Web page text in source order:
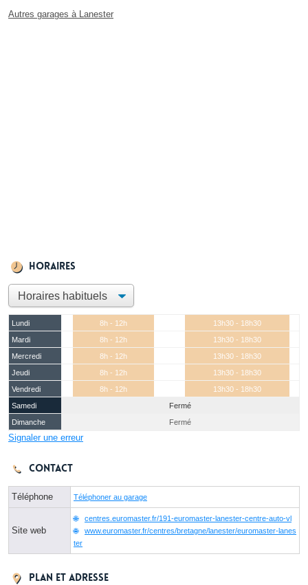
Autres garages à Lanester
Horaires
Lundi 8h - 12h
13h30 - 18h30
Mardi
8h - 12h
13h30 - 18h30
Mercredi
8h - 12h
13h30 - 18h30
Jeudi
8h - 12h
13h30 - 18h30
Vendredi
8h - 12h
13h30 - 18h30
Samedi
Fermé
Dimanche
Fermé
Signaler une erreur
Contact
Téléphone Téléphoner au garage
Site web
centres.euromaster.fr/191-euromaster-lanester-centre-auto-vl
www.euromaster.fr/centres/bretagne/lanester/euromaster-lanes
ter
Plan et adresse